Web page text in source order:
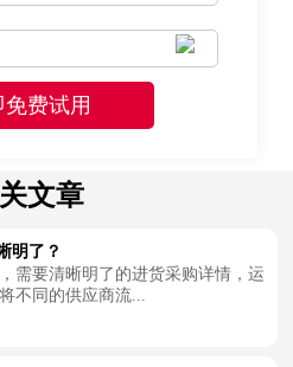
文章
明了？
需要清晰明了的进货采购详情，运
不同的供应商流...